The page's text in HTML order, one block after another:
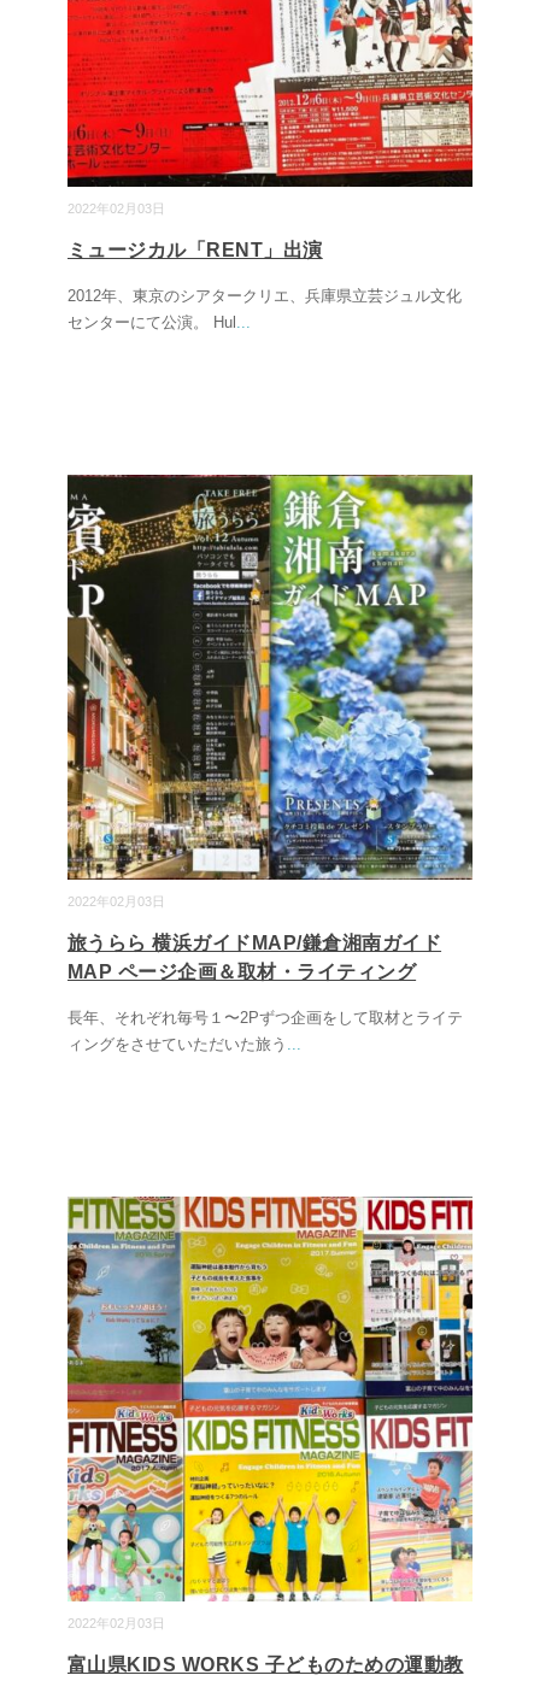
2022年02月03日
ミュージカル「RENT」出演
2012年、東京のシアタークリエ、兵庫県立芸ジュル文化
センターにて公演。 Hul
2022年02月03日
旅うらら 横浜ガイドMAP/鎌倉湘南ガイド
MAP ページ企画＆取材・ライティング
長年、それぞれ毎号１〜2Pずつ企画をして取材とライテ
ィングをさせていただいた旅う
2022年02月03日
富山県KIDS WORKS 子どものための運動教